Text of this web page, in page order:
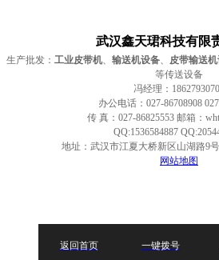
武汉鑫天珺科技有限
生产批发： 工业皮带机 输送机设备 皮带输送
等传送设备
冯经理：
办公电话：027-86708908
传 真：027-86825553 邮箱：
QQ:1536584887
地址：武汉市江夏大桥新区山湖路9
网站地图
返回首页 一键拨号